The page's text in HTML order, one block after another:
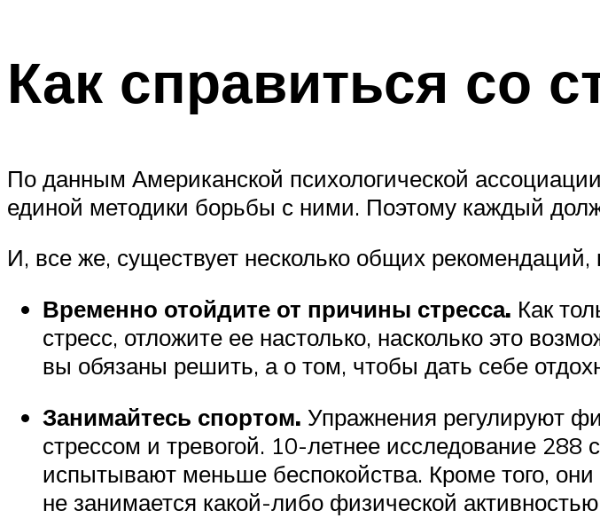
Как справиться со
По данным Американской психологической
единой методики борьбы с ними. Поэтому каждый
И, все же, существует несколько общих рекомендаций,
Временно отойдите от причины стресса. Как
стресс, отложите ее настолько, насколько это
вы обязаны решить, а о том, чтобы дать себе
Занимайтесь спортом. Упражнения регулируют
стрессом и тревогой. 10-летнее исследование 288
испытывают меньше беспокойства. Кроме того,
не занимается какой-либо физической